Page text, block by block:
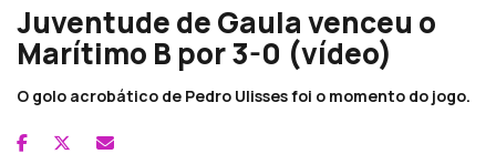
Juventude de Gaula venceu o
Marítimo B por 3-0 (vídeo)
O golo acrobático de Pedro Ulisses foi o momento do jogo.